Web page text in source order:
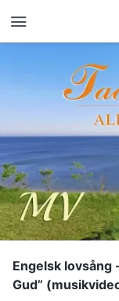
Engelsk lovsång
Gud”